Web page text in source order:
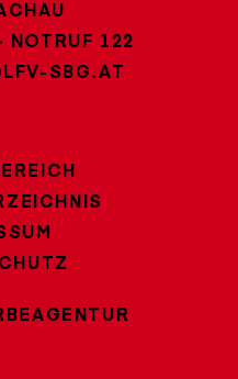
·
NOTRUF 122
SBG.AT